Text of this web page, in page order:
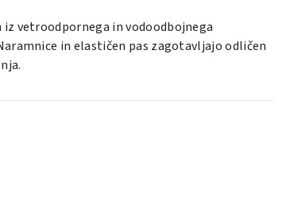
vetroodpornega in vodoodbojnega
in elastičen pas zagotavljajo odličen